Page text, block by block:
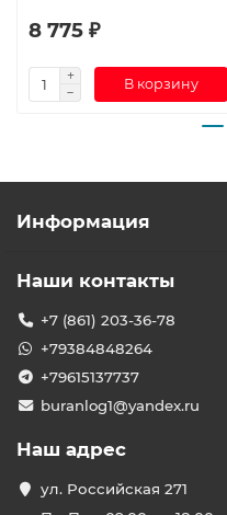
8 775 ₽
В корзину
Информация
Наши контакты
+7 (861) 203-36-78
+79384848264
+79615137737
buranlog1@yandex.ru
Наш адрес
ул. Российская 271